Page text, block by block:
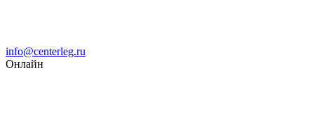
Email
info@centerleg.ru
Онлайн